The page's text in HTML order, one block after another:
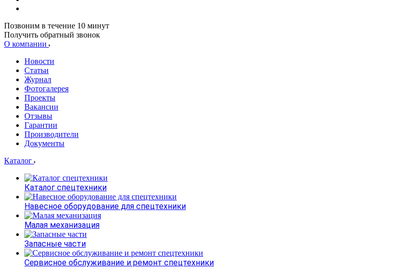
Позвоним в течение 10 минут
Получить обратный звонок
О компании
Новости
Статьи
Журнал
Фотогалерея
Проекты
Вакансии
Отзывы
Гарантии
Производители
Документы
Каталог
Каталог спецтехники
Навесное оборудование для спецтехники
Малая механизация
Запасные части
Сервисное обслуживание и ремонт спецтехники